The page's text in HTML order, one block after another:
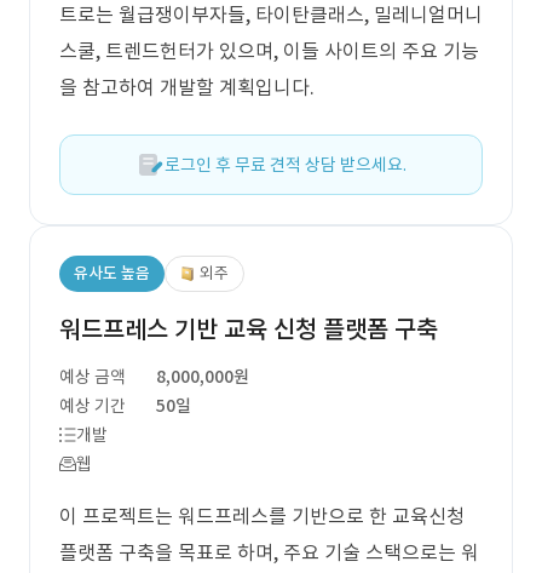
트로는 월급쟁이부자들, 타이탄클래스, 밀레니얼머니
스쿨, 트렌드헌터가 있으며, 이들 사이트의 주요 기능
을 참고하여 개발할 계획입니다.
로그인 후 무료 견적 상담 받으세요.
유사도 높음 외주
워드프레스 기반 교육 신청 플랫폼 구축
예상 금액
8,000,000원
예상 기간
50일
개발
웹
이 프로젝트는 워드프레스를 기반으로 한 교육신청
플랫폼 구축을 목표로 하며, 주요 기술 스택으로는 워